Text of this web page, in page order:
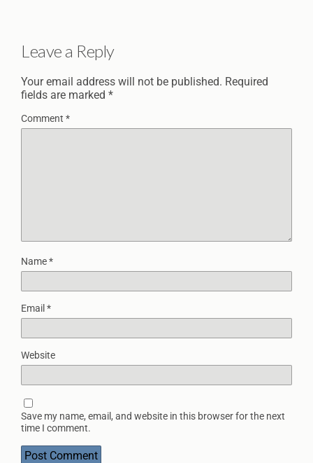
Leave a Reply
Your email address will not be published. Required
fields are marked *
Comment *
Name*
Email *
Website
Save my name, email, and website in this browser for the next
time I comment.